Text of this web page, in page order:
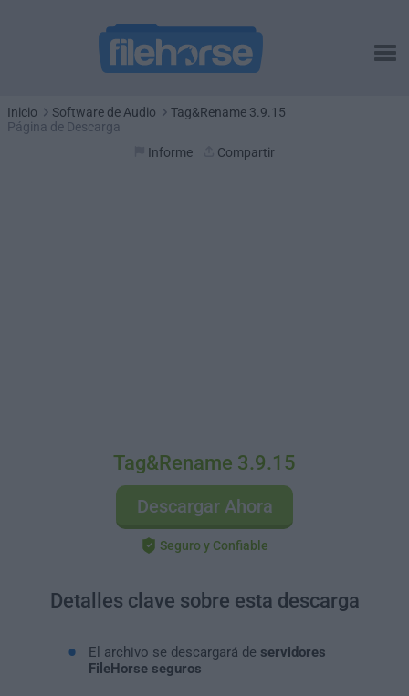
Inicio Software de Audio
Tag&Rename 3.9.15
Página de Descarga
Informe
Compartir
Tag&Rename 3.9.15
Descargar Ahora
Seguro y Confiable
Detalles clave sobre esta descarga
El archivo se descargará de servidores
FileHorse seguros